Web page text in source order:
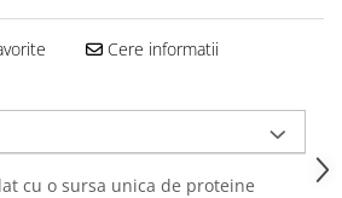
Cere informatii
cu o sursa unica de proteine